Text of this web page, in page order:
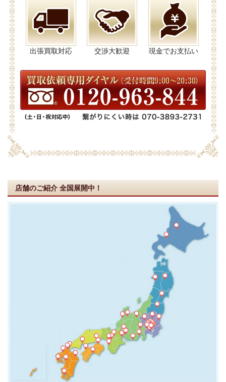
出張買取対応 交渉大歓迎 現金でお支払い
店舗のご紹介 全国展開中！